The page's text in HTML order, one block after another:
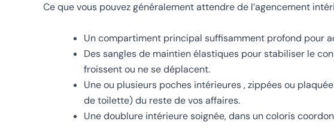
Ce que vous pouvez généralement attendre de l’agencement
Un compartiment principal suffisamment profond pour
Des sangles de maintien élastiques pour stabiliser le
froissent ou ne se déplacent.
Une ou plusieurs poches intérieures , zippées ou
de toilette) du reste de vos affaires.
Une doublure intérieure soignée, dans un coloris